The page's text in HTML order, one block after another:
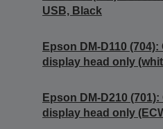
USB, Black
Epson DM-D110
display head only
Epson DM-D210
display head only